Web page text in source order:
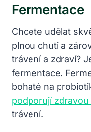
Fermentace
Chcete udělat
plnou chuti a
trávení a zdraví?
fermentace.
bohaté na
podporují
trávení.